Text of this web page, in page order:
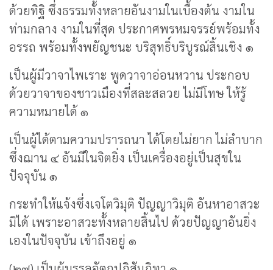
ด้วยทิฐิ ซึ่งธรรมทั้งหลายอันงามในเบื้องต้น งามใน
ท่ามกลาง งามในที่สุด ประกาศพรหมจรรย์พร้อมทั้ง
อรรถ พร้อมทั้งพยัญชนะ บริสุทธิ์บริบูรณ์สิ้นเชิง ๑
เป็นผู้มีวาจาไพเราะ พูดวาจาอ่อนหวาน ประกอบ
ด้วยวาจาของชาวเมืองที่สละสลวย ไม่มีโทษ ให้รู้
ความหมายได้ ๑
เป็นผู้ได้ตามความปรารถนา ได้โดยไม่ยาก ไม่ลำบาก
ซึ่งฌาน ๔ อันมีในจิตยิ่ง เป็นเครื่องอยู่เป็นสุขใน
ปัจจุบัน ๑
กระทำให้แจ้งซึ่งเจโตวิมุติ ปัญญาวิมุติ อันหาอาสวะ
มิได้ เพราะอาสวะทั้งหลายสิ้นไป ด้วยปัญญาอันยิ่ง
เองในปัจจุบัน เข้าถึงอยู่ ๑